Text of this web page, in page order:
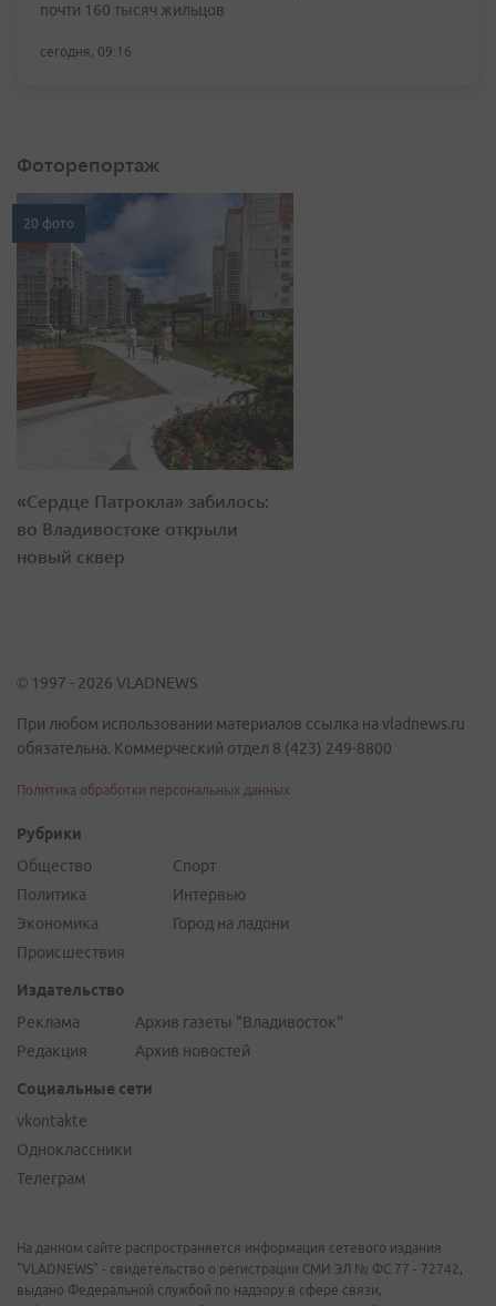
почти 160 тысяч жильцов
сегодня, 09:16
Фоторепортаж
20 фото
«Сердце Патрокла» забилось:
во Владивостоке открыли
новый сквер
© 1997 - 2026 VLADNEWS
При любом использовании материалов ссылка на vladnews.ru
обязательна. Коммерческий отдел 8 (423) 249-8800
Политика обработки персональных данных
Рубрики
Общество
Политика
Экономика
Происшествия
Спорт
Интервью
Город на ладони
Издательство
Реклама
Редакция
Архив газеты "Владивосток"
Архив новостей
Социальные сети
vkontakte
Одноклассники
Телеграм
На данном сайте распространяется информация сетевого издания
"VLADNEWS" - свидетельство о регистрации СМИ ЭЛ № ФС 77 - 72742,
выдано Федеральной службой по надзору в сфере связи,